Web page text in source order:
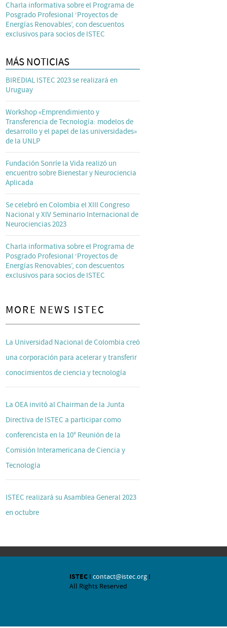
Charla informativa sobre el Programa de
Posgrado Profesional ‘Proyectos de
Energías Renovables’, con descuentos
exclusivos para socios de ISTEC
MÁS NOTICIAS
BIREDIAL ISTEC 2023 se realizará en
Uruguay
Workshop «Emprendimiento y
Transferencia de Tecnología: modelos de
desarrollo y el papel de las universidades»
de la UNLP
Fundación Sonríe la Vida realizó un
encuentro sobre Bienestar y Neurociencia
Aplicada
Se celebró en Colombia el XIII Congreso
Nacional y XIV Seminario Internacional de
Neurociencias 2023
Charla informativa sobre el Programa de
Posgrado Profesional ‘Proyectos de
Energías Renovables’, con descuentos
exclusivos para socios de ISTEC
MORE NEWS ISTEC
La Universidad Nacional de Colombia creó
una corporación para acelerar y transferir
conocimientos de ciencia y tecnología
La OEA invitó al Chairman de la Junta
Directiva de ISTEC a participar como
conferencista en la 10° Reunión de la
Comisión Interamericana de Ciencia y
Tecnología
ISTEC realizará su Asamblea General 2023
en octubre
ISTECI contact@istec.orgI
All Rights Reserved